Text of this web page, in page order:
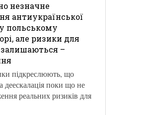
незначне
антиукраїнської
польському
але ризики для
залишаються –
підкреслюють, що
деескалація поки що не
реальних ризиків для